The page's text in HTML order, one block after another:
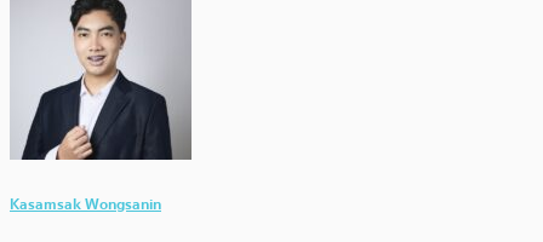
Kasamsak Wongsanin